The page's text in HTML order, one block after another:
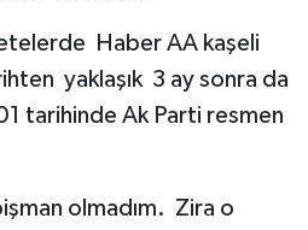
Haber AA kaşeli
yaklaşık 3 ay sonra da
tarihinde Ak Parti resmen
olmadım. Zira o